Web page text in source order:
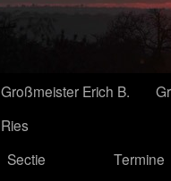
Großmeister Erich B.
Ries
Sectie
Termine